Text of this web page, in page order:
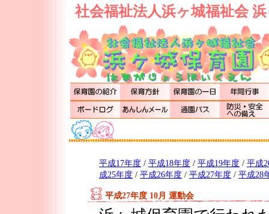
社会福祉法人浜ヶ城福祉会
平成17年度 / 平成18年度 / 平成19年度 / 平成
成25年度 / 平成26年度 / 平成27年度 / 平成28
平成27年度 10月 運動会